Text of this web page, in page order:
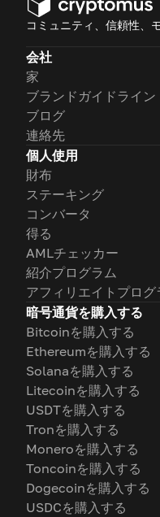
コミュニティ、信頼性、
会社
家
ブランドガイドライン
ブログ
連絡先
個人使用
財布
ステーキング
コンバータ
得る
AMLチェッカー
紹介プログラム
アフィリエイトプログ
暗号通貨を購入する
Bitcoinを購入する
Ethereumを購入する
Solanaを購入する
Litecoinを購入する
USDTを購入する
Tronを購入する
Moneroを購入する
Toncoinを購入する
Dogecoinを購入する
USDCを購入する